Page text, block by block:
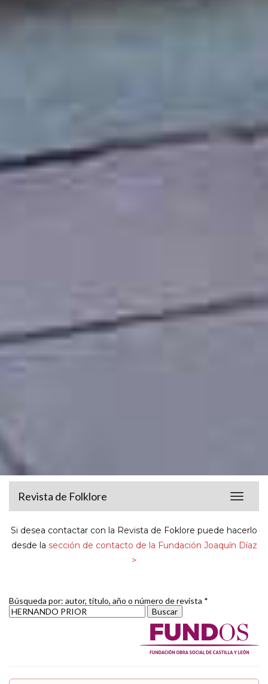
Toggle
Revista de Folklore
Si desea contactar con la Revista de Foklore puede hacerlo
desde la sección de contacto de la Fundación Joaquín Díaz
>
Búsqueda por: autor, título, año o número de revista *